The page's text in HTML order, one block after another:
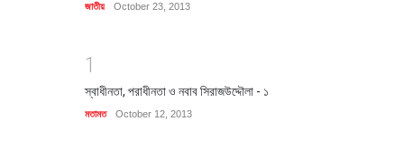
জাতীয় October 23, 2013
1
স্বাধীনতা, পরাধীনতা ও নবাব সিরাজউদ্দৌলা - ১
মতামত October 12, 2013